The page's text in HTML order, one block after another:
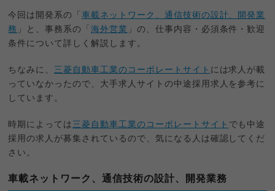
今回は開発系の「車載ネットワーク、通信技術の設計、開発業
務 」と、事務系の「海外営業 」の、仕事内容・必須条件・歓迎
条件について詳しく解説します。
ちなみに、 三菱自動車工業のコーポレートサイト には求人が載
っていなかったので、大手求人サイトの中途採用求人を参考に
しています。
時期によっては 三菱自動車工業のコーポレートサイト でも中途
採用の求人が募集されているので、気になる人は確認してくだ
さい。
車載ネットワーク、通信技術の設計、開発業務